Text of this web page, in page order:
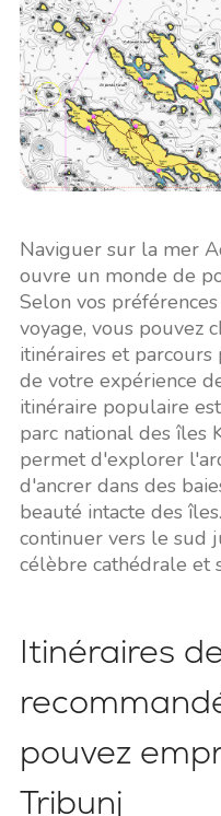
Naviguer sur la mer
ouvre un monde de
Selon vos
voyage, vous pouvez
itinéraires et
de votre expérience
itinéraire populaire
parc national des îles
permet d'explorer
d'ancrer dans des
beauté intacte des
continuer vers le sud
célèbre cathédrale et
Itinéraires
pouvez
Tribunj